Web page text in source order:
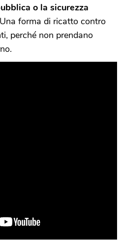
o la sicurezza
forma di ricatto contro
perché non prendano